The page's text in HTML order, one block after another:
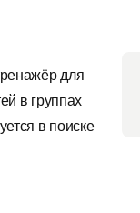
для
в группах
в поиске